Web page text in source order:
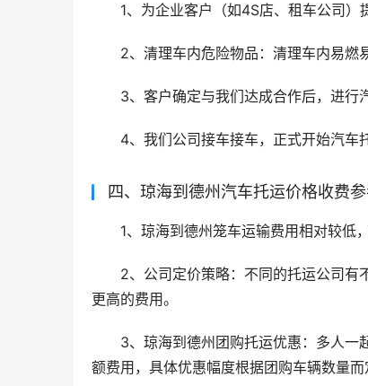
1、为企业客户（如4S店、租车公司）
2、清理车内危险物品：清理车内易燃
3、客户确定与我们达成合作后，进行
4、我们公司接车接车，正式开始汽车
四、琼海到德州汽车托运价格收费
1、琼海到德州笼车运输费用相对较低
2、公司定价策略：不同的托运公司有
更高的费用。
3、琼海到德州团购托运优惠：多人一
额费用，具体优惠幅度根据团购车辆数量